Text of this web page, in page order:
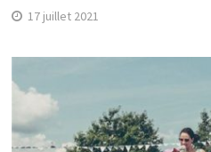
17 juillet 2021